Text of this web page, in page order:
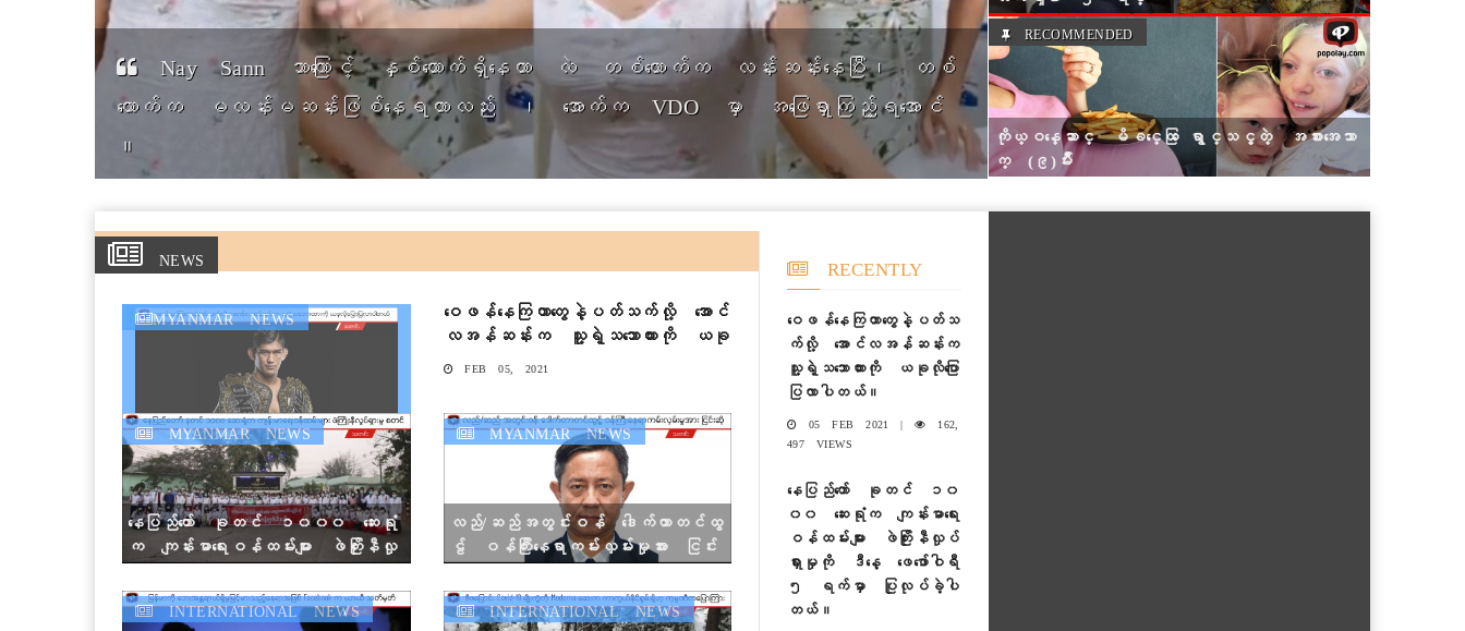
Food Blogger Foodokit ရဲ့ ဟင်းနံ့စွဲခြင်း ပျောက်ကင်းသွားသောနေ့စွဲများ
ကိုယ္ဝန္ေဆာင္ မိခင္ေတြ ေရွာင္သင့္တဲ့ အစားအေသာ
က္ (၉)မ်ိဳး
RECOMMENDED
NEWS
MYANMAR NEWS
ဝေဖန်နေကြတာတွေနဲ့ပတ်သက်လို့ အောင်
လအန်ဆန်းက သူ့ရဲ့သဘောထားကို ယခု
FEB 05, 2021
နေပြည်တော် ခုတင် ၁၀၀၀ ဆေးရုံ
က ကျန်းမာရေးဝန်ထမ်းများ ဖဲကြိုးနီလှု
ပ်ရှားမှုကို ဒီနေ့ ဖေဖော်ဝါရီ ၅ ရ
က်မှာ ပြုလုပ်ခဲ့ပါတယ်။
MYANMAR NEWS
လည်/ဆည်အတွင်းဝန် ဒေါက်တာတင်ထွ
ဠ် ဝန်ကြီးနေရာကမ်းလှမ်းမှုအား ငြင်း
ဆို
MYANMAR NEWS
INTERNATIONAL NEWS INTERNATIONAL NEWS
RECENTLY
ဝေဖန်နေကြတာတွေနဲ့ပတ်သ
က်လို့ အောင်လအန်ဆန်းက
သူ့ရဲ့သဘောထားကို ယခုလိုပြော
ပြလာပါတယ်။
05 FEB 2021 |
162,
497 VIEWS
နေပြည်တော် ခုတင် ၁၀
၀၀ ဆေးရုံက ကျန်းမာရေး
ဝန်ထမ်းများ ဖဲကြိုးနီလှုပ်
ရှားမှုကို ဒီနေ့ ဖေဖော်ဝါရီ
၅ ရက်မှာ ပြုလုပ်ခဲ့ပါ
တယ်။